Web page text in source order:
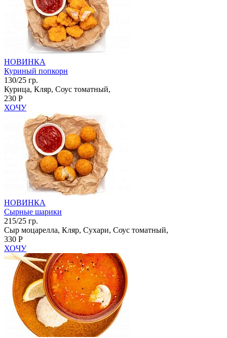
НОВИНКА
Куриный попкорн
130/25 гр.
Курица, Кляр, Соус томатный,
230 Р
ХОЧУ
НОВИНКА
Сырные шарики
215/25 гр.
Сыр моцарелла, Кляр, Сухари, Соус томатный,
330 Р
ХОЧУ